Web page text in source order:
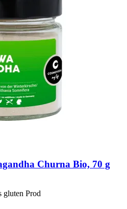
Churna Bio, 70 g
gluten Prod